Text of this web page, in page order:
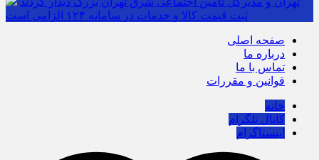
ثبت قیمت کالا و خدمات در سامانه ۱۲۴ الزامی است
صفحه اصلی
درباره ما
تماس با ما
قوانین و مقررات
خانه
کانال تلگرام
اینستاگرام